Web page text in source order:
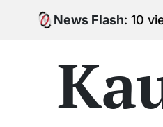
News Flash
10 vietų, kurias verta